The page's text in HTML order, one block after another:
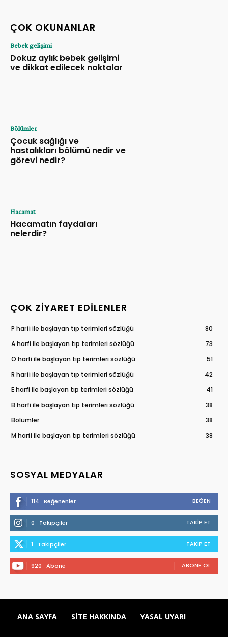
ÇOK OKUNANLAR
Bebek gelişimi
Dokuz aylık bebek gelişimi
ve dikkat edilecek noktalar
Bölümler
Çocuk sağlığı ve
hastalıkları bölümü nedir ve
görevi nedir?
Hacamat
Hacamatın faydaları
nelerdir?
ÇOK ZIYARET EDILENLER
P harfi ile başlayan tıp terimleri sözlüğü
80
A harfi ile başlayan tıp terimleri sözlüğü
73
O harfi ile başlayan tıp terimleri sözlüğü
51
R harfi ile başlayan tıp terimleri sözlüğü
42
E harfi ile başlayan tıp terimleri sözlüğü
41
B harfi ile başlayan tıp terimleri sözlüğü
38
Bölümler
38
M harfi ile başlayan tıp terimleri sözlüğü
38
SOSYAL MEDYALAR
114 Beğenenler BEĞEN
0 Takipçiler TAKIP ET
1 Takipçiler TAKIP ET
920 Abone ABONE OL
ANA SAYFA SITE HAKKINDA YASAL UYARI